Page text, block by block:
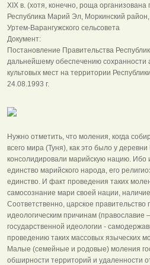
XIX в. (хотя, конечно, роща организована
Республика Марий Эл, Моркинский
Уртем-Варангужского сельсовета
Документ:
Постановление Правительства
дальнейшему обеспечению сохранности
культовых мест на территории
24.08.1993 г.
Нужно отметить, что моления, когда
всего мира (Туня), как это было у
консолидировали марийскую нацию. Ибо
единство марийского народа, его
единство. И факт проведения таких
самосознание мари своей нации,
Соответственно, царское правительство
идеологическим причинам (православие
государственной идеологии -
проведению таких массовых языческих
Малые (семейные и родовые) моления
обширности территорий и удаленности